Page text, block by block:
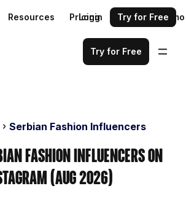
Resources Pricing Request a demo
Login Try for Free
Try for Free
Serbian Fashion Influencers
Fashion Influencers on
(Aug 2026)